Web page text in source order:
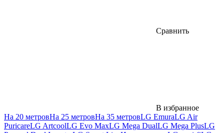
Сравнить
В избранное
На 20 метровНа 25 метровНа 35 метровLG EmuraLG Air
PuricareLG ArtcoolLG Evo MaxLG Mega DualLG Mega PlusLG